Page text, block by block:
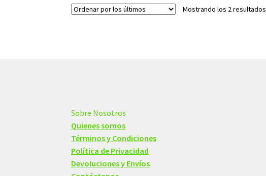
Mostrando los 2 resultados
Sobre Nosotros
Quienes somos
Términos y Condiciones
Política de Privacidad
Devoluciones y Envíos